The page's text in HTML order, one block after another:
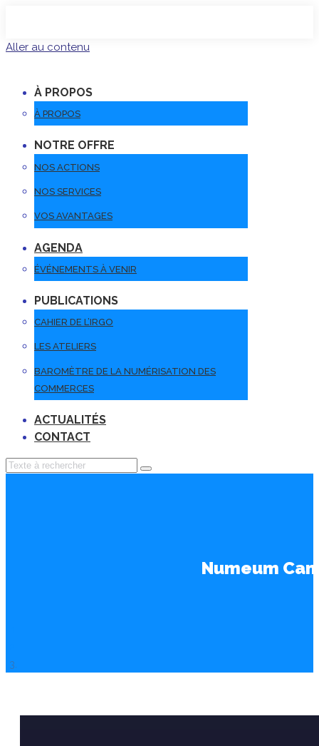
Aller au contenu
À PROPOS
À PROPOS
NOTRE OFFRE
NOS ACTIONS
NOS SERVICES
VOS AVANTAGES
AGENDA
ÉVÉNEMENTS À VENIR
PUBLICATIONS
CAHIER DE L’IRGO
LES ATELIERS
BAROMÈTRE DE LA NUMÉRISATION DES
COMMERCES
ACTUALITÉS
CONTACT
Numeum